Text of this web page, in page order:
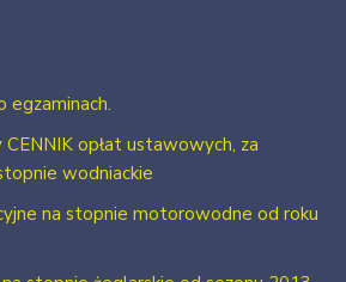
egzaminach.
opłat ustawowych, za
wodniackie
na stopnie motorowodne od roku